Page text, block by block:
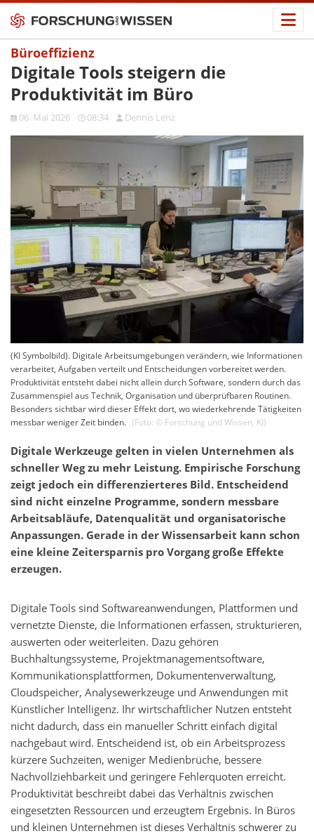
Büroeffizienz
Digitale Tools steigern die
Produktivität im Büro
06. Mai 2026 08:34 Dennis Lenz
(KI Symbolbild). Digitale Arbeitsumgebungen verändern, wie Informationen
verarbeitet, Aufgaben verteilt und Entscheidungen vorbereitet werden.
Produktivität entsteht dabei nicht allein durch Software, sondern durch das
Zusammenspiel aus Technik, Organisation und überprüfbaren Routinen.
Besonders sichtbar wird dieser Effekt dort, wo wiederkehrende Tätigkeiten
messbar weniger Zeit binden. (Foto: © Forschung und Wissen, KI)
Digitale Werkzeuge gelten in vielen Unternehmen als
schneller Weg zu mehr Leistung. Empirische Forschung
zeigt jedoch ein differenzierteres Bild. Entscheidend
sind nicht einzelne Programme, sondern messbare
Arbeitsabläufe, Datenqualität und organisatorische
Anpassungen. Gerade in der Wissensarbeit kann schon
eine kleine Zeitersparnis pro Vorgang große Effekte
erzeugen.
Digitale Tools sind Softwareanwendungen, Plattformen und
vernetzte Dienste, die Informationen erfassen, strukturieren,
auswerten oder weiterleiten. Dazu gehören
Buchhaltungssysteme, Projektmanagementsoftware,
Kommunikationsplattformen, Dokumentenverwaltung,
Cloudspeicher, Analysewerkzeuge und Anwendungen mit
Künstlicher Intelligenz. Ihr wirtschaftlicher Nutzen entsteht
nicht dadurch, dass ein manueller Schritt einfach digital
nachgebaut wird. Entscheidend ist, ob ein Arbeitsprozess
kürzere Suchzeiten, weniger Medienbrüche, bessere
Nachvollziehbarkeit und geringere Fehlerquoten erreicht.
Produktivität beschreibt dabei das Verhältnis zwischen
eingesetzten Ressourcen und erzeugtem Ergebnis. In Büros
und kleinen Unternehmen ist dieses Verhältnis schwerer zu